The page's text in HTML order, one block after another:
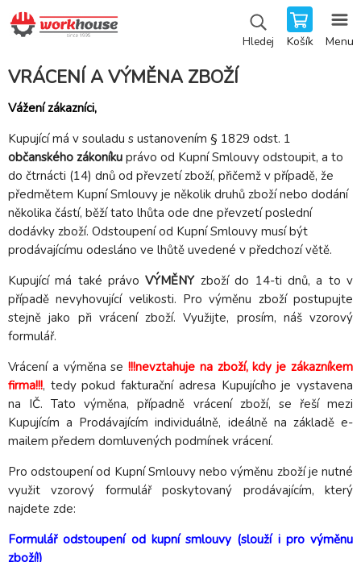
Hledej Košík Menu
VRÁCENÍ A VÝMĚNA ZBOŽÍ
Vážení zákazníci,
Kupující má v souladu s ustanovením § 1829 odst. 1
občanského zákoníku právo od Kupní Smlouvy odstoupit, a to
do čtrnácti (14) dnů od převzetí zboží, přičemž v případě, že
předmětem Kupní Smlouvy je několik druhů zboží nebo dodání
několika částí, běží tato lhůta ode dne převzetí poslední
dodávky zboží. Odstoupení od Kupní Smlouvy musí být
prodávajícímu odesláno ve lhůtě uvedené v předchozí větě.
Kupující má také právoVÝMĚNYzboží do 14-ti dnů, a to v
případě nevyhovující velikosti. Pro výměnu zboží postupujte
stejně jako při vrácení zboží. Využijte, prosím, náš vzorový
formulář.
Vrácení a výměna se!!!nevztahuje na zboží, kdy je zákazníkem
firma!!!, tedy pokud fakturační adresa Kupujícího je vystavena
na IČ. Tato výměna, případně vrácení zboží, se řeší mezi
Kupujícím a Prodávajícím individuálně, ideálně na základě e-
mailem předem domluvených podmínek vrácení.
Pro odstoupení od Kupní Smlouvy nebo výměnu zboží je nutné
využit vzorový formulář poskytovaný prodávajícím, který
najdete zde:
Formulář odstoupení od kupní smlouvy (slouží i pro výměnu
zboží!)